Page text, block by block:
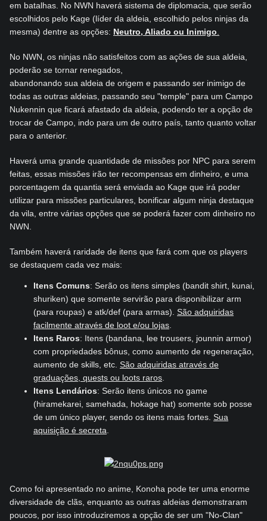
em batalhas. No NWN haverá sistema de diplomacia, que serão
escolhidos pelo Kage (líder da aldeia, escolhido pelos ninjas da
mesma) dentre as opções: Neutro, Aliado ou Inimigo
No NWN, os ninjas não satisfeitos com as ações de sua aldeia,
poderão se tornar renegados,
abandonando sua aldeia de origem e passando ser inimigo de
todas as outras aldeias, passando seu "temple" para um Campo
Nukennin que ficará afastado da aldeia, podendo ter a opção de
trocar de Campo, indo para um de outro país, tanto quanto voltar
para o anterior.
Haverá uma grande quantidade de missões por NPC para serem
feitas, essas missões irão ter recompensas em dinheiro, e uma
porcentagem da quantia será enviada ao Kage que irá poder
utilizar para missões particulares, bonificar algum ninja destaque
da vila, entre várias opções que se poderá fazer com dinheiro no
NWN.
Também haverá raridade de itens que fará com que os players
se destaquem cada vez mais:
Itens Comuns: Serão os itens simples (bandit shirt, kunai,
shuriken) que somente servirão para disponibilizar arm
(para roupas) e atk/def (para armas). São adquiridas
facilmente através de loot e/ou lojas
Itens Raros: Itens (bandana, lee trousers, jounnin armor)
com propriedades bônus, como aumento de regeneração,
aumento de skills, etc. São adquiridas através de
graduações, quests ou loots raros
Itens Lendários: Serão itens únicos no game
(hiramekarei, samehada, hokage hat) somente sob posse
de um único player, sendo os itens mais fortes. Sua
aquisição é secreta
Como foi apresentado no anime, Konoha pode ter uma enorme
diversidade de clãs, enquanto as outras aldeias demonstraram
poucos, por isso introduziremos a opção de ser um "No-Clan"